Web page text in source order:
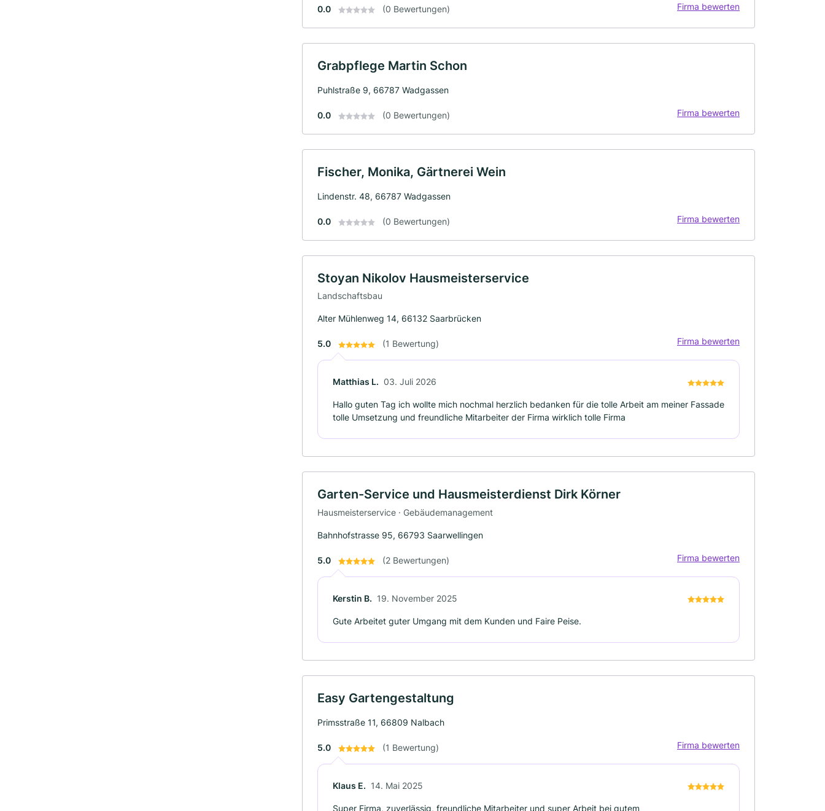
0.0 (0 Bewertungen) Firma bewerten
Grabpflege Martin Schon
Puhlstraße 9, 66787 Wadgassen
0.0 (0 Bewertungen) Firma bewerten
Fischer, Monika, Gärtnerei Wein
Lindenstr. 48, 66787 Wadgassen
0.0 (0 Bewertungen) Firma bewerten
Stoyan Nikolov Hausmeisterservice
Landschaftsbau
Alter Mühlenweg 14, 66132 Saarbrücken
5.0 (1 Bewertung) Firma bewerten
Matthias L. 03. Juli 2026
Hallo guten Tag ich wollte mich nochmal herzlich bedanken für die tolle Arbeit am meiner Fassade
tolle Umsetzung und freundliche Mitarbeiter der Firma wirklich tolle Firma
Garten-Service und Hausmeisterdienst Dirk Körner
Hausmeisterservice · Gebäudemanagement
Bahnhofstrasse 95, 66793 Saarwellingen
5.0 (2 Bewertungen) Firma bewerten
Kerstin B. 19. November 2025
Gute Arbeitet guter Umgang mit dem Kunden und Faire Peise.
Easy Gartengestaltung
Primsstraße 11, 66809 Nalbach
5.0 (1 Bewertung) Firma bewerten
Klaus E. 14. Mai 2025
Super Firma, zuverlässig, freundliche Mitarbeiter und super Arbeit bei gutem